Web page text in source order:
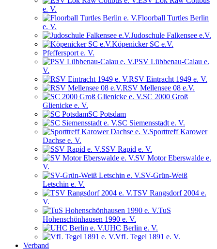
e. V.
Floorball Turtles Berlin
e. V.
Judoschule Falkensee e.V.
Köpenicker SC e.V.
Pfeffersport e. V.
PSV Lübbenau-Calau e.
V.
RSV Eintracht 1949 e. V.
RSV Mellensee 08 e.V.
SC 2000 Groß
Glienicke e. V.
SC Potsdam
SC Siemensstadt e. V.
Sporttreff Karower
Dachse e. V.
SSV Rapid e. V.
SV Motor Eberswalde e.
V.
SV-Grün-Weiß
Letschin e. V.
TSV Rangsdorf 2004 e.
V.
TuS
Hohenschönhausen 1990 e. V.
UHC Berlin e. V.
VfL Tegel 1891 e. V.
Verband